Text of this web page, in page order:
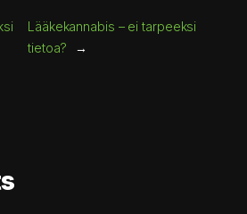
Lääkekannabis – ei tarpeeksi
tietoa?
→